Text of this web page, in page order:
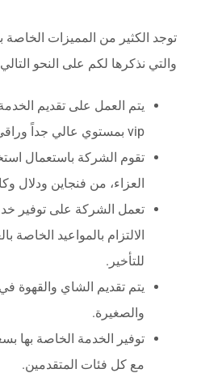
توجد الكثير من المميزات
والتي نذكرها لكم على النحو
يتم العمل على تقديم
vip بمستوي عالي جداً وراقي.
تقوم الشركة باستعمال
العزاء، من فنجاين ودلال
تعمل الشركة على توفير
الالتزام بالمواعيد الخاصة
للتأخير.
يتم تقديم الشاي والقهوة
والصغيرة.
توفير الخدمة الخاصة بها
مع كل فئات المتقدمين.